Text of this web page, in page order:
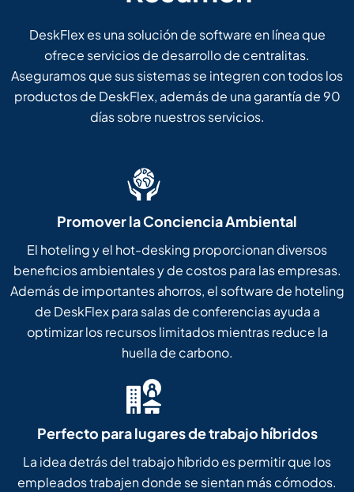
DeskFlex es una solución de software en línea que
ofrece servicios de desarrollo de centralitas.
Aseguramos que sus sistemas se integren con todos los
productos de DeskFlex, además de una garantía de 90
días sobre nuestros servicios.
Promover la Conciencia Ambiental
El hoteling y el hot-desking proporcionan diversos
beneficios ambientales y de costos para las empresas.
Además de importantes ahorros, el software de hoteling
de DeskFlex para salas de conferencias ayuda a
optimizar los recursos limitados mientras reduce la
huella de carbono.
Perfecto para lugares de trabajo híbridos
La idea detrás del trabajo híbrido es permitir que los
empleados trabajen donde se sientan más cómodos.